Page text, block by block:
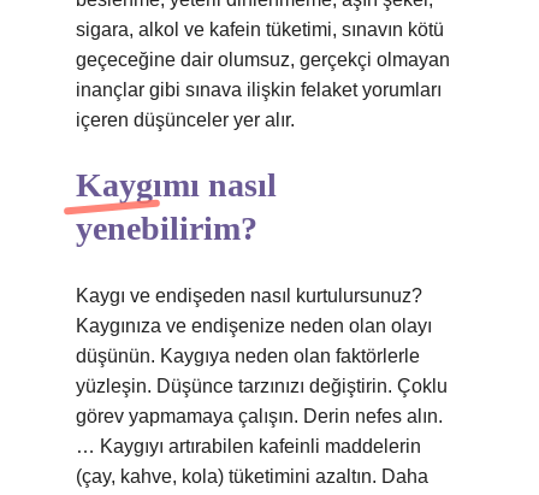
sigara, alkol ve kafein tüketimi, sınavın kötü
geçeceğine dair olumsuz, gerçekçi olmayan
inançlar gibi sınava ilişkin felaket yorumları
içeren düşünceler yer alır.
Kaygımı nasıl
yenebilirim?
Kaygı ve endişeden nasıl kurtulursunuz?
Kaygınıza ve endişenize neden olan olayı
düşünün. Kaygıya neden olan faktörlerle
yüzleşin. Düşünce tarzınızı değiştirin. Çoklu
görev yapmamaya çalışın. Derin nefes alın.
… Kaygıyı artırabilen kafeinli maddelerin
(çay, kahve, kola) tüketimini azaltın. Daha